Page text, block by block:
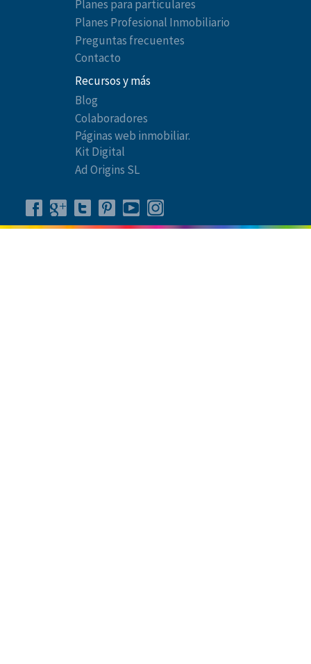
Planes para particulares
Planes Profesional Inmobiliario
Preguntas frecuentes
Contacto
Recursos y más
Blog
Colaboradores
Páginas web inmobiliar.
Kit Digital
Ad Origins SL